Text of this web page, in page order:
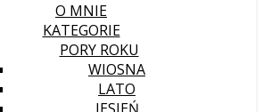
O MNIE
KATEGORIE
PORY ROKU
WIOSNA
LATO